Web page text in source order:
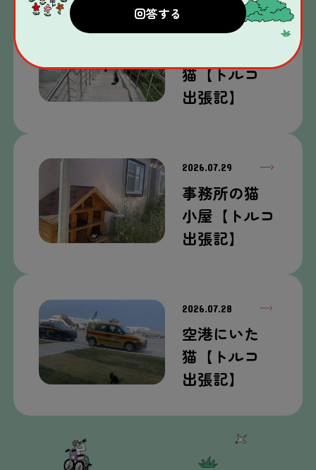
猫【トルコ
出張記】
2026.07.29
事務所の猫
小屋 【トルコ
出張記】
2026.07.28
空港にいた
猫 【トルコ
出張記】